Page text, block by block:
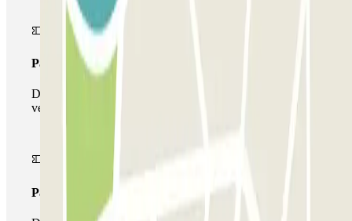
Passi simple
Durant la teva estada podràs entrar i sortir una única
vegada al pàrquing
Passi multipàrquing